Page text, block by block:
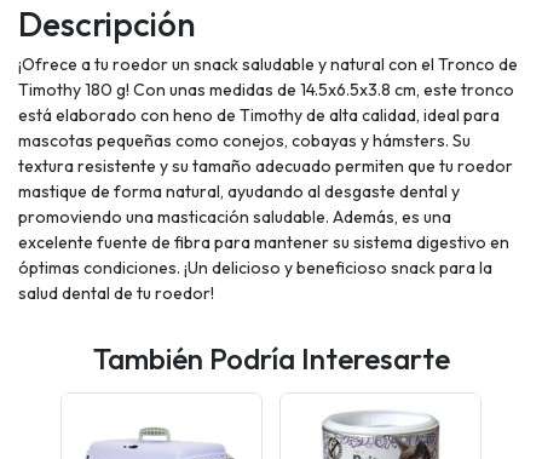
Descripción
¡Ofrece a tu roedor un snack saludable y natural con el Tronco de
Timothy 180 g! Con unas medidas de 14.5x6.5x3.8 cm, este tronco
está elaborado con heno de Timothy de alta calidad, ideal para
mascotas pequeñas como conejos, cobayas y hámsters. Su
textura resistente y su tamaño adecuado permiten que tu roedor
mastique de forma natural, ayudando al desgaste dental y
promoviendo una masticación saludable. Además, es una
excelente fuente de fibra para mantener su sistema digestivo en
óptimas condiciones. ¡Un delicioso y beneficioso snack para la
salud dental de tu roedor!
También Podría Interesarte